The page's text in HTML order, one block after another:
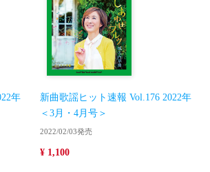
年
新曲歌謡ヒット速報 Vol.176 2022年
＜3月・4月号＞
2022/02/03発売
¥ 1,100